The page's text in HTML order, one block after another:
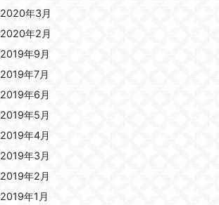
2020年3月
2020年2月
2019年9月
2019年7月
2019年6月
2019年5月
2019年4月
2019年3月
2019年2月
2019年1月